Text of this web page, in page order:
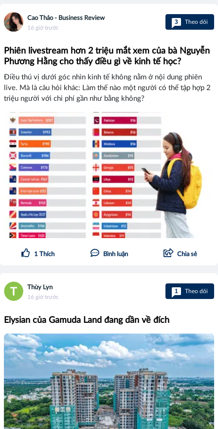
Cao Thảo - Business Review
16 giờ trước
3 Theo dõi
Phiên livestream hơn 2 triệu mắt xem của bà Nguyễn
Phương Hằng cho thấy điều gì về kinh tế học?
Điều thú vị dưới góc nhìn kinh tế không nằm ở nội dung phiên
live. Mà là câu hỏi khác: Làm thế nào một người có thể tập hợp 2
triệu người với chi phí gần như bằng không?
1 Thích Bình luận Chia sẻ
Thùy Lyn
16 giờ trước
1 Theo dõi
Elysian của Gamuda Land đang dần về đích